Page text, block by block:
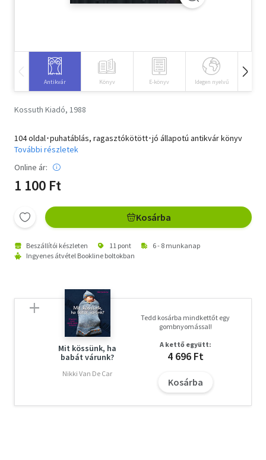
Antikvár Könyv E-könyv Idegen nyelvű
Kossuth Kiadó, 1988
104 oldal･puhatáblás, ragasztókötött･jó állapotú antikvár könyv
További részletek
Online ár:
1 100 Ft
Kosárba
Beszállítói készleten 11 pont
6 - 8 munkanap
Ingyenes átvétel Bookline boltokban
Mit kössünk, ha
babát várunk?
Nikki Van De Car
Tedd kosárba mindkettőt egy
gombnyomással!
A kettő együtt:
4 696 Ft
Kosárba